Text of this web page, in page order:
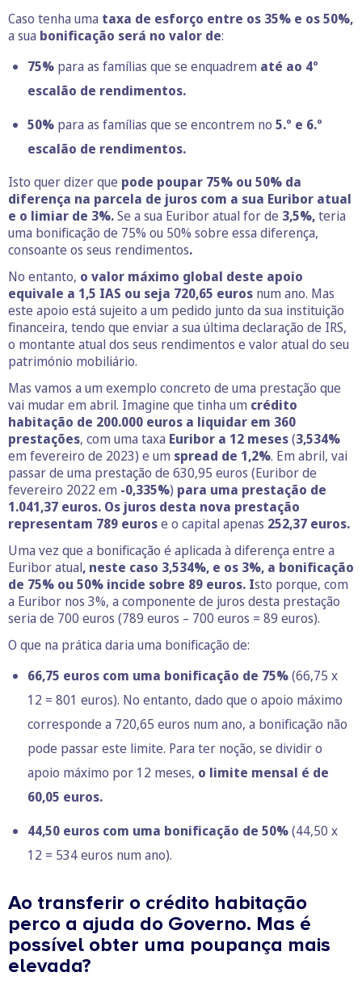
Caso tenha uma taxa de esforço entre os 35% e os 50%,
a sua bonificação será no valor de:
75% para as famílias que se enquadrem até ao 4º
escalão de rendimentos.
50% para as famílias que se encontrem no 5.º e 6.º
escalão de rendimentos.
Isto quer dizer que pode poupar 75% ou 50% da
diferença na parcela de juros com a sua Euribor atual
e o limiar de 3%.Se a sua Euribor atual for de 3,5%,teria
uma bonificação de 75% ou 50% sobre essa diferença,
consoante os seus rendimentos.
No entanto, o valor máximo global deste apoio
equivale a 1,5 IAS ou seja 720,65 euros num ano. Mas
este apoio está sujeito a um pedido junto da sua instituição
financeira, tendo que enviar a sua última declaração de IRS,
o montante atual dos seus rendimentos e valor atual do seu
património mobiliário.
Mas vamos a um exemplo concreto de uma prestação que
vai mudar em abril. Imagine que tinha um crédito
habitação de 200.000 euros a liquidar em 360
prestações, com uma taxa Euribor a 12 meses(3,534%
em fevereiro de 2023) e um spread de 1,2%. Em abril, vai
passar de uma prestação de 630,95 euros (Euribor de
fevereiro 2022 em -0,335%) para uma prestação de
1.041,37 euros. Os juros desta nova prestação
representam 789 eurose o capital apenas 252,37 euros.
Uma vez que a bonificação é aplicada à diferença entre a
Euribor atual, neste caso 3,534%, e os 3%, a bonificação
de 75% ou 50% incide sobre 89 euros. Isto porque, com
a Euribor nos 3%, a componente de juros desta prestação
seria de 700 euros (789 euros – 700 euros = 89 euros).
O que na prática daria uma bonificação de:
66,75 euros com uma bonificação de 75%(66,75 x
12 = 801 euros). No entanto, dado que o apoio máximo
corresponde a 720,65 euros num ano, a bonificação não
pode passar este limite. Para ter noção, se dividir o
apoio máximo por 12 meses, o limite mensal é de
60,05 euros.
44,50 euros com uma bonificação de 50%(44,50 x
12 = 534 euros num ano).
Ao transferir o crédito habitação
perco a ajuda do Governo. Mas é
possível obter uma poupança mais
elevada?